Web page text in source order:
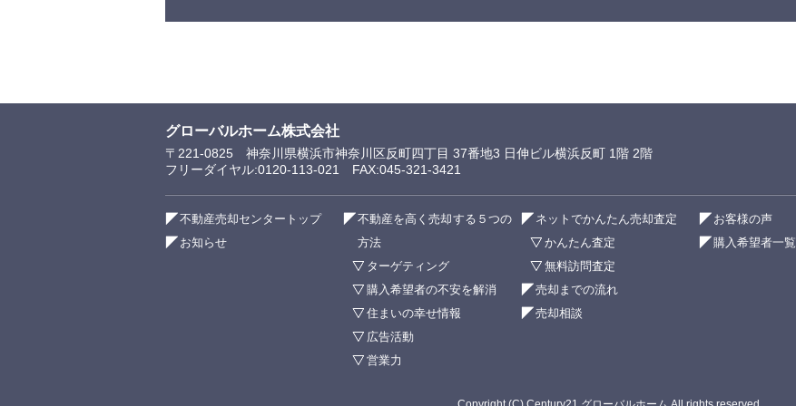
グローバルホーム株式会社
〒221-0825 神奈川県横浜市神奈川区反町四丁目 37番地3 日伸ビル横浜反町 1階 2階
フリーダイヤル:0120-113-021 FAX:045-321-3421
不動産売却センタートップ
お知らせ
不動産を高く売却する５つの
方法
ターゲティング
購入希望者の不安を解消
住まいの幸せ情報
広告活動
営業力
ネットでかんたん売却査定
かんたん査定
無料訪問査定
売却までの流れ
売却相談
お客様の声
購入希望者一覧